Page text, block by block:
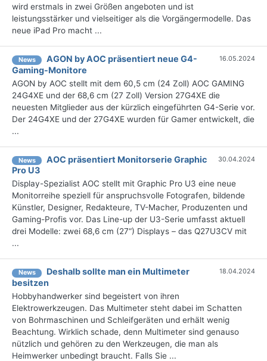
wird erstmals in zwei Größen angeboten und ist
leistungsstärker und vielseitiger als die Vorgängermodelle. Das
neue iPad Pro macht ...
News
AGON by AOC präsentiert neue G4-
Gaming-Monitore
16.05.2024
AGON by AOC stellt mit dem 60,5 cm (24 Zoll) AOC GAMING
24G4XE und der 68,6 cm (27 Zoll) Version 27G4XE die
neuesten Mitglieder aus der kürzlich eingeführten G4-Serie vor.
Der 24G4XE und der 27G4XE wurden für Gamer entwickelt, die
...
News
AOC präsentiert Monitorserie Graphic
Pro U3
30.04.2024
Display-Spezialist AOC stellt mit Graphic Pro U3 eine neue
Monitorreihe speziell für anspruchsvolle Fotografen, bildende
Künstler, Designer, Redakteure, TV-Macher, Produzenten und
Gaming-Profis vor. Das Line-up der U3-Serie umfasst aktuell
drei Modelle: zwei 68,6 cm (27“) Displays – das Q27U3CV mit
...
News
Deshalb sollte man ein Multimeter
besitzen
18.04.2024
Hobbyhandwerker sind begeistert von ihren
Elektrowerkzeugen. Das Multimeter steht dabei im Schatten
von Bohrmaschinen und Schleifgeräten und erhält wenig
Beachtung. Wirklich schade, denn Multimeter sind genauso
nützlich und gehören zu den Werkzeugen, die man als
Heimwerker unbedingt braucht. Falls Sie ...